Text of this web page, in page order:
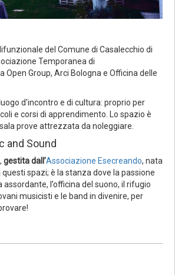
del Comune di Casalecchio di
Temporanea di
Open Group, Arci Bologna e Officina delle
d'incontro e di cultura: proprio per
e corsi di apprendimento. Lo spazio è
prove attrezzata da noleggiare.
and Sound
gestita dall’Associazione Esecreando, nata
spazi; è la stanza dove la passione
l’officina del suono, il rifugio
musicisti e le band in divenire, per